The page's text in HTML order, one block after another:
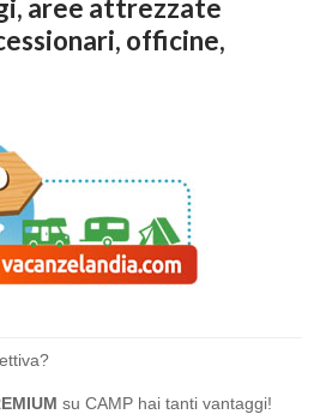
aree attrezzate
officine,
su CAMP hai tanti vantaggi!